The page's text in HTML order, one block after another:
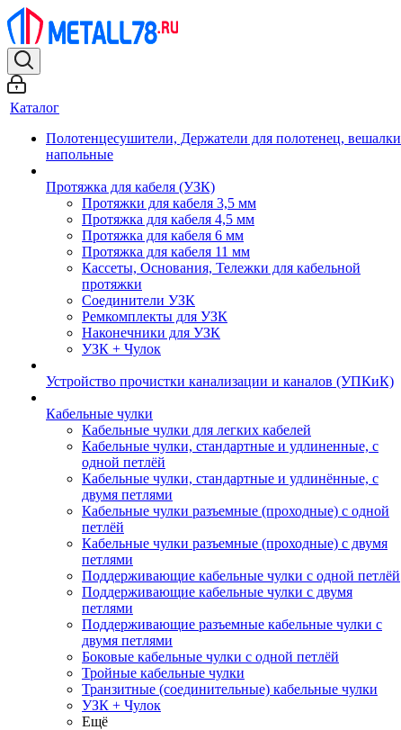
Каталог
Полотенцесушители, Держатели для полотенец, вешалки
напольные
Протяжка для кабеля (УЗК)
Протяжки для кабеля 3,5 мм
Протяжка для кабеля 4,5 мм
Протяжка для кабеля 6 мм
Протяжка для кабеля 11 мм
Кассеты, Основания, Тележки для кабельной
протяжки
Соединители УЗК
Ремкомплекты для УЗК
Наконечники для УЗК
УЗК + Чулок
Устройство прочистки канализации и каналов (УПКиК)
Кабельные чулки
Кабельные чулки для легких кабелей
Кабельные чулки, стандартные и удлиненные, с
одной петлёй
Кабельные чулки, стандартные и удлинённые, с
двумя петлями
Кабельные чулки разъемные (проходные) с одной
петлёй
Кабельные чулки разъемные (проходные) с двумя
петлями
Поддерживающие кабельные чулки с одной петлёй
Поддерживающие кабельные чулки с двумя
петлями
Поддерживающие разъемные кабельные чулки с
двумя петлями
Боковые кабельные чулки с одной петлёй
Тройные кабельные чулки
Транзитные (соединительные) кабельные чулки
УЗК + Чулок
Ещё